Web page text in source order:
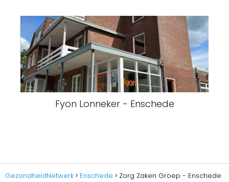
Fyon Lonneker - Enschede
GezondheidNetwerk Enschede Zorg Zaken Groep - Enschede